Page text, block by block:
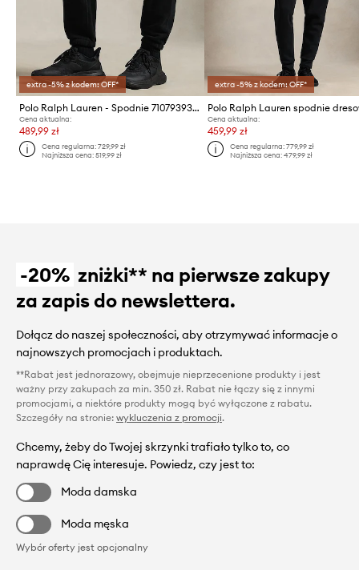
extra -5% z kodem: OFF*
Polo Ralph Lauren - Spodnie 710793939001
Cena aktualna:
489,99 zł
Cena regularna:729,99 zł
Najniższa cena:519,99 zł
extra -5% z kodem: OFF*
Polo Ralph Lauren spodnie
Cena aktualna:
459,99 zł
Cena regularna: 779,99 zł
Najniższa cena: 479,99 zł
-20% zniżki** na pierwsze zakupy
za zapis do newslettera.
Dołącz do naszej społeczności, aby otrzymywać informacje o
najnowszych promocjach i produktach.
**Rabat jest jednorazowy, obejmuje nieprzecenione produkty i jest
ważny przy zakupach za min. 350 zł. Rabat nie łączy się z innymi
promocjami, a niektóre produkty mogą być wyłączone z rabatu.
Szczegóły na stronie: wykluczenia z promocji.
Chcemy, żeby do Twojej skrzynki trafiało tylko to, co
naprawdę Cię interesuje. Powiedz, czy jest to:
Moda damska
Moda męska
Wybór oferty jest opcjonalny